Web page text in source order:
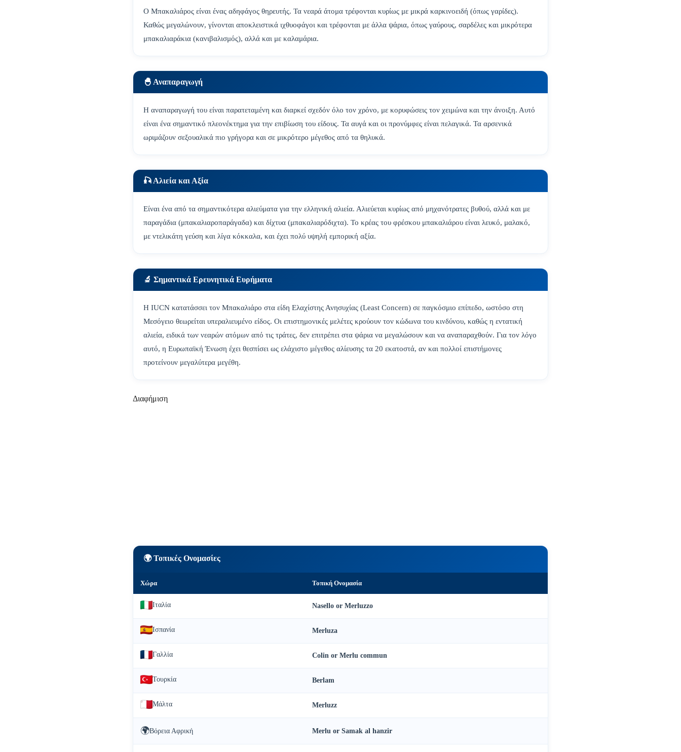
Ο Μπακαλιάρος είναι ένας αδηφάγος θηρευτής. Τα νεαρά άτομα τρέφονται κυρίως με μικρά καρκινοειδή (όπως γαρίδες).
Καθώς μεγαλώνουν, γίνονται αποκλειστικά ιχθυοφάγοι και τρέφονται με άλλα ψάρια, όπως γαύρους, σαρδέλες και μικρότερα
μπακαλιαράκια (κανιβαλισμός), αλλά και με καλαμάρια.
🐣 Αναπαραγωγή
Η αναπαραγωγή του είναι παρατεταμένη και διαρκεί σχεδόν όλο τον χρόνο, με κορυφώσεις τον χειμώνα και την άνοιξη. Αυτό
είναι ένα σημαντικό πλεονέκτημα για την επιβίωση του είδους. Τα αυγά και οι προνύμφες είναι πελαγικά. Τα αρσενικά
ωριμάζουν σεξουαλικά πιο γρήγορα και σε μικρότερο μέγεθος από τα θηλυκά.
🎣 Αλιεία και Αξία
Είναι ένα από τα σημαντικότερα αλιεύματα για την ελληνική αλιεία. Αλιεύεται κυρίως από μηχανότρατες βυθού, αλλά και με
παραγάδια (μπακαλιαροπαράγαδα) και δίχτυα (μπακαλιαρόδιχτα). Το κρέας του φρέσκου μπακαλιάρου είναι λευκό, μαλακό,
με ντελικάτη γεύση και λίγα κόκκαλα, και έχει πολύ υψηλή εμπορική αξία.
🔬 Σημαντικά Ερευνητικά Ευρήματα
Η IUCN κατατάσσει τον Μπακαλιάρο στα είδη Ελαχίστης Ανησυχίας (Least Concern) σε παγκόσμιο επίπεδο, ωστόσο στη
Μεσόγειο θεωρείται υπεραλιευμένο είδος. Οι επιστημονικές μελέτες κρούουν τον κώδωνα του κινδύνου, καθώς η εντατική
αλιεία, ειδικά των νεαρών ατόμων από τις τράτες, δεν επιτρέπει στα ψάρια να μεγαλώσουν και να αναπαραχθούν. Για τον λόγο
αυτό, η Ευρωπαϊκή Ένωση έχει θεσπίσει ως ελάχιστο μέγεθος αλίευσης τα 20 εκατοστά, αν και πολλοί επιστήμονες
προτείνουν μεγαλύτερα μεγέθη.
Διαφήμιση
🌍 Τοπικές Ονομασίες
Χώρα Τοπική Ονομασία
Ιταλία Nasello or Merluzzo
Ισπανία Merluza
Γαλλία Colin or Merlu commun
Τουρκία Berlam
Μάλτα Merluzz
🌍Βόρεια Αφρική Merlu or Samak al hanzir